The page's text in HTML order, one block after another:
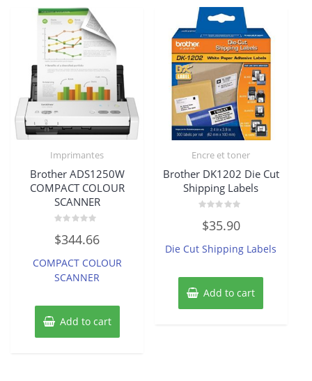
Imprimantes
Brother ADS1250W
COMPACT COLOUR
SCANNER
0
out
5
$344.66
COMPACT COLOUR
SCANNER
Add to cart
Encre et toner
Brother DK1202 Die Cut
Shipping Labels
0
out
5
$35.90
Die Cut Shipping Labels
Add to cart